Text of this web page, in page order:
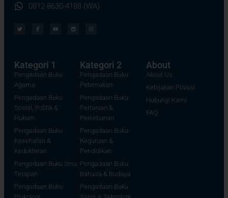
0812-8630-4188 (WA)
Kategori 1
Pengadaan Buku
Agama
Pengadaan Buku
Sosial, Politik &
Hukum
Pengadaan Buku
Kesehatan &
Kedokteran
Pengadaan Buku Ilmu
Terapan
Pengadaan Buku
Kategori 2
Pengadaan Buku
Peternakan
Pengadaan Buku
Pertanian &
Perkebunan
Pengadaan Buku
Keguruan &
Pendidikan
Pengadaan Buku
Bahasa & Budaya
Pengadaan Buku
About
About Us
Kebijakan Privasi
Hubungi Kami
FAQ